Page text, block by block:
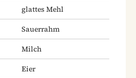
glattes Mehl
Sauerrahm
Milch
Eier